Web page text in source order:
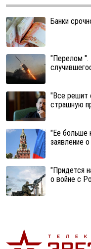
Банки
"Перелом ".
"Все решит
страшную
"Ее больше
заявление
"Придется
о войне с